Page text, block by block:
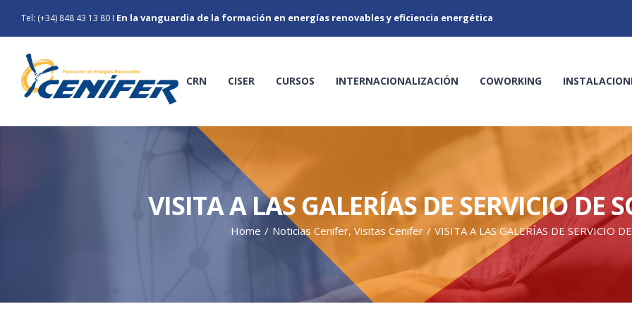
content
Tel: (+34) 848 43 13 80 I En la vanguardia de la formación en energías renovables y eficiencia energética
CRN CISER CURSOS INTERNACIONALIZACIÓN COWORKING
VISITA A LAS GALERÍAS DE SERVICIO DE
Home / Noticias Cenifer, Visitas Cenifer / VISITA A LAS GALERÍAS DE SERVICIO